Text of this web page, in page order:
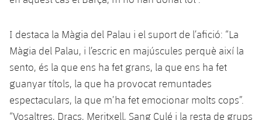
Agenda
Jugadors
Calendari
Resultats
Classificació
Actualitat
Jugadors
Calendari
Resultats
Notícies
Hockey Herba Masculí
Hockey Herba Femení
Patinatge artístic
plusicon
més
Actualitat
Plantilla
Escola de Patinatge
Rugby
plusicon
I destaca la Màgia del Palau i el suport de l’afició: “La
Màgia del Palau, i l’escric en majúscules perquè així la
sento, és la que ens ha fet grans, la que ens ha fet
guanyar títols, la que ha provocat remuntades
espectaculars, la que m’ha fet emocionar molts cops”.
“Vosaltres, Dracs, Meritxell, Sang Culé i la resta de grups